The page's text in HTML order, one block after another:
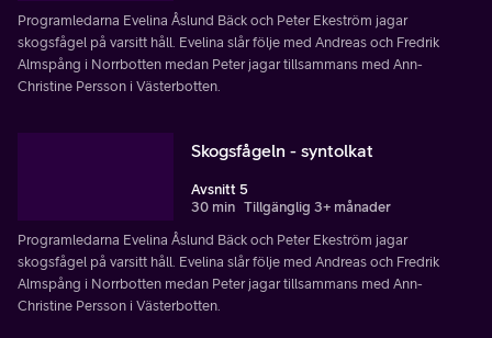
Programledarna Evelina Åslund Bäck och Peter Ekeström jagar
skogsfågel på varsitt håll. Evelina slår följe med Andreas och Fredrik
Almspång i Norrbotten medan Peter jagar tillsammans med Ann-
Christine Persson i Västerbotten.
Skogsfågeln - syntolkat
Avsnitt 5
30 min Tillgänglig 3+ månader
Programledarna Evelina Åslund Bäck och Peter Ekeström jagar
skogsfågel på varsitt håll. Evelina slår följe med Andreas och Fredrik
Almspång i Norrbotten medan Peter jagar tillsammans med Ann-
Christine Persson i Västerbotten.